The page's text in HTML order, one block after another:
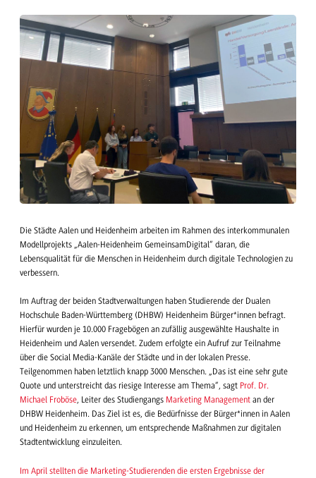
Die Städte Aalen und Heidenheim arbeiten im Rahmen des interkommunalen
Modellprojekts „Aalen-Heidenheim GemeinsamDigital“ daran, die
Lebensqualität für die Menschen in Heidenheim durch digitale Technologien zu
verbessern.
Im Auftrag der beiden Stadtverwaltungen haben Studierende der Dualen
Hochschule Baden-Württemberg (DHBW) Heidenheim Bürger*innen befragt.
Hierfür wurden je 10.000 Fragebögen an zufällig ausgewählte Haushalte in
Heidenheim und Aalen versendet. Zudem erfolgte ein Aufruf zur Teilnahme
über die Social Media-Kanäle der Städte und in der lokalen Presse.
Teilgenommen haben letztlich knapp 3000 Menschen. „Das ist eine sehr gute
Quote und unterstreicht das riesige Interesse am Thema“, sagt Prof. Dr.
Michael Froböse, Leiter des Studiengangs Marketing Management an der
DHBW Heidenheim. Das Ziel ist es, die Bedürfnisse der Bürger*innen in Aalen
und Heidenheim zu erkennen, um entsprechende Maßnahmen zur digitalen
Stadtentwicklung einzuleiten.
Im April stellten die Marketing-Studierenden die ersten Ergebnisse der